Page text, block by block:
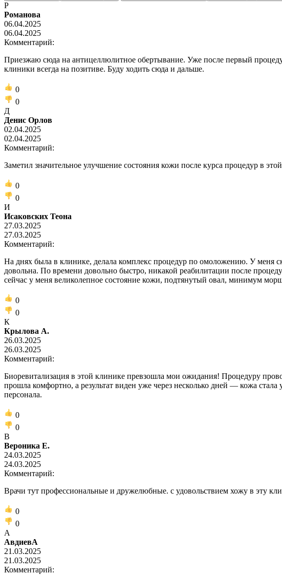
Р
Романова
06.04.2025
06.04.2025
Комментарий:
Приезжаю сюда на антицеллюлитное обертывание. Уже после первый
клиники всегда на позитиве. Буду ходить сюда и дальше.
0
0
Д
Денис Орлов
02.04.2025
02.04.2025
Комментарий:
Заметил значительное улучшение состояния кожи после курса процедур в
0
0
И
Исаковских Теона
27.03.2025
27.03.2025
Комментарий:
На днях былa в клинике, делала комплекс процедур по омоложению. У меня
довольна. По времени довольно быстро, никакой реабилитации после
сейчас у мeня великолепное состояние кожи, подтянутый овал, минимум
0
0
К
Крылова А.
26.03.2025
26.03.2025
Комментарий:
Биоревитализация в этой клинике превзошла мои ожидания! Процедуру
прошла комфортно, а результат виден уже через несколько дней — кожа
персонала.
0
0
В
Вероника Е.
24.03.2025
24.03.2025
Комментарий:
Врачи тут профессиональные и дружелюбные. с удовольствием хожу в эту
0
0
А
АвдиевА
21.03.2025
21.03.2025
Комментарий: